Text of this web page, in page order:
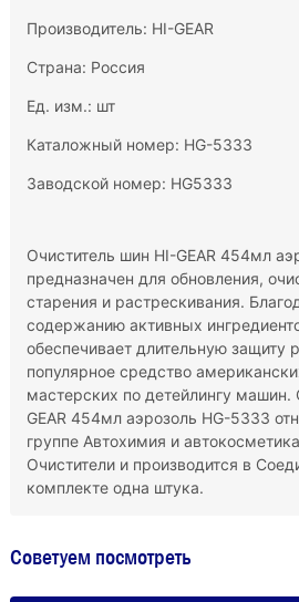
Производитель: HI-GEAR
Страна: Россия
Ед. изм.: шт
Каталожный номер: HG-5333
Заводской номер: HG5333
Очиститель шин HI-GEAR 454мл
предназначен для обновления,
старения и растрескивания.
содержанию активных
обеспечивает длительную защиту
популярное средство
мастерских по детейлингу машин.
GEAR 454мл аэрозоль HG-5333
группе Автохимия и
Очистители и производится в
комплекте одна штука.
Советуем посмотреть